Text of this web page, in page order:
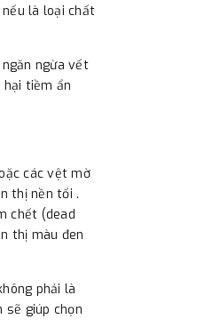
là loại chất
ngừa vết
hại tiềm ẩn
các vệt mờ
thị nền tối .
chết (dead
thị màu đen
phải là
sẽ giúp chọn